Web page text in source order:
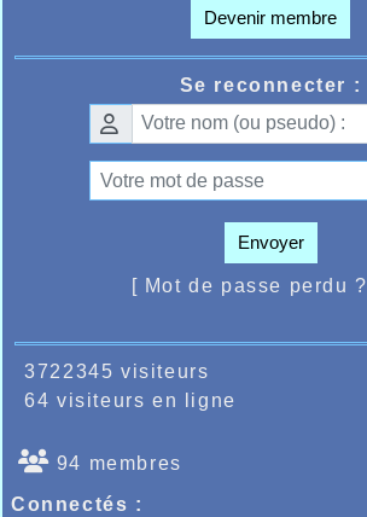
Devenir membre
Se reconnecter :
Envoyer
[ Mot de passe perdu ?
3722345 visiteurs
64 visiteurs en ligne
94 membres
Connectés :